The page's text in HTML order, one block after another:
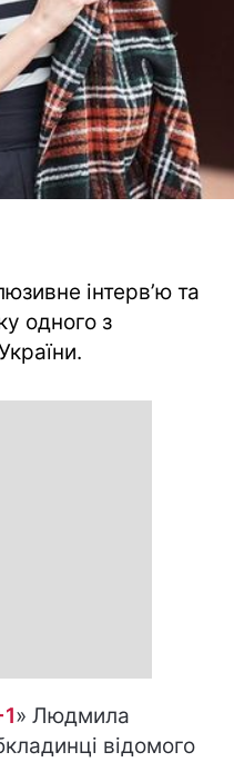
інтерв’ю та
одного з
» Людмила
відомого